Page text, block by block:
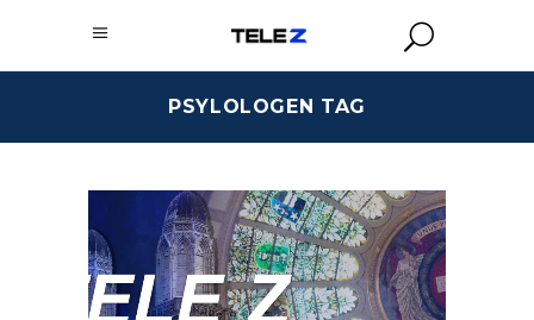
PSYLOLOGEN TAG